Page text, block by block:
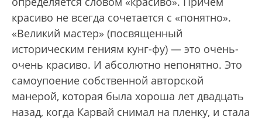
красиво не всегда сочетается с «понятно».
«Великий мастер» (посвященный
историческим гениям кунг-фу) — это очень-
очень красиво. И абсолютно непонятно. Это
самоупоение собственной авторской
манерой, которая была хороша лет двадцать
назад, когда Карвай снимал на пленку, и стала